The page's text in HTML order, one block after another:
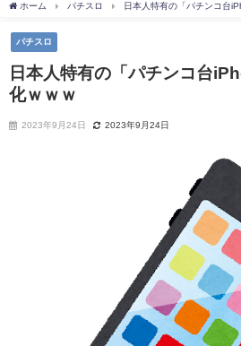
ホーム パチスロ 日本人特有の「パチンコ台
パチスロ
日本人特有の「パチンコ台
化ｗｗｗ
2023年9月24日 2023年9月24日